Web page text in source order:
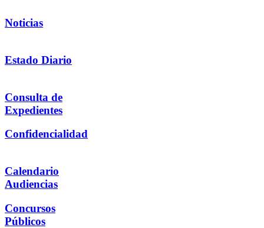
Noticias
Estado Diario
Consulta de
Expedientes
Confidencialidad
Calendario
Audiencias
Concursos
Públicos